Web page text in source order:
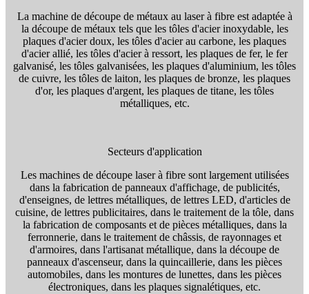
La machine de découpe de métaux au laser à fibre est adaptée à
la découpe de métaux tels que les tôles d'acier inoxydable, les
plaques d'acier doux, les tôles d'acier au carbone, les plaques
d'acier allié, les tôles d'acier à ressort, les plaques de fer, le fer
galvanisé, les tôles galvanisées, les plaques d'aluminium, les tôles
de cuivre, les tôles de laiton, les plaques de bronze, les plaques
d'or, les plaques d'argent, les plaques de titane, les tôles
métalliques, etc.
Secteurs d'application
Les machines de découpe laser à fibre sont largement utilisées
dans la fabrication de panneaux d'affichage, de publicités,
d'enseignes, de lettres métalliques, de lettres LED, d'articles de
cuisine, de lettres publicitaires, dans le traitement de la tôle, dans
la fabrication de composants et de pièces métalliques, dans la
ferronnerie, dans le traitement de châssis, de rayonnages et
d'armoires, dans l'artisanat métallique, dans la découpe de
panneaux d'ascenseur, dans la quincaillerie, dans les pièces
automobiles, dans les montures de lunettes, dans les pièces
électroniques, dans les plaques signalétiques, etc.